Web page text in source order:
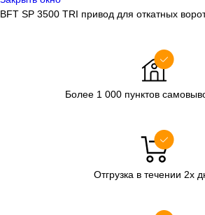
BFT SP 3500 TRI привод для откатных
Более 1 000 пунктов
Отгрузка в течении 2х